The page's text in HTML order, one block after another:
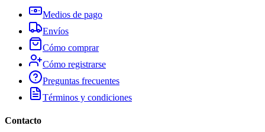
Medios de pago
Envíos
Cómo comprar
Cómo registrarse
Preguntas frecuentes
Términos y condiciones
Contacto